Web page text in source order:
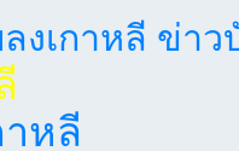
งเกาหลี ข่าว
าหลี